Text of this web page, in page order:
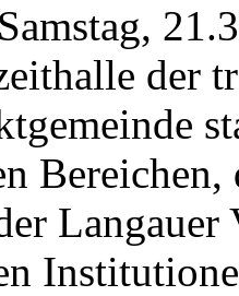
der
Langauer